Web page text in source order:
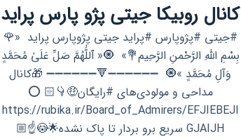
ماشین
باز
🚙
کانال روبیکا جیتی پژو پارس پراید
#جیتی #پژوپارس #پراید جیتی پژوپارس پراید ‌ ‌«‏🌹
بِسْمِ اللهِ الرَّحْمنِ الرَّحِیم💐» ‌ ‌‌🧿« ٱللَّٰهُمَّ صَلِّ عَلَىٰ مُحَمَّدٍ
وَآلِ مُحَمَّدٍ »🧿 ‌‌ ‌➖➖➖➖➖➖🔻➖➖➖➖➖➖ 🎁‌کانال
مداحی و مولودی‌های #رایگان🤑👇🏻 ‌⭕️
https://rubika.ir/Board_of_Admirers/EFJIEBEJI
GJAIJH ‌سریع برو بردار تا پاک نشده🌟😳☝️🏼